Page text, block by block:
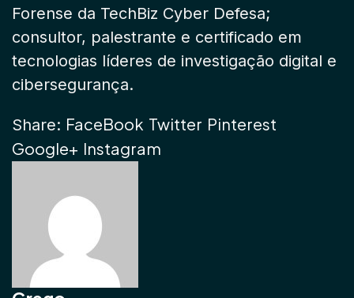
Forense da TechBiz Cyber Defesa;
consultor, palestrante e certificado em
tecnologias líderes de investigação digital e
cibersegurança.
Share: FaceBook Twitter Pinterest
Google+ Instagram